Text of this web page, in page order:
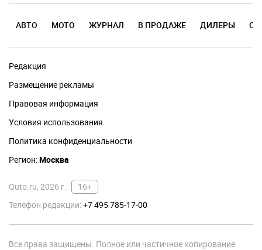
АВТО МОТО ЖУРНАЛ В ПРОДАЖЕ ДИЛЕРЫ
Редакция
Размещение рекламы
Правовая информация
Условия использования
Политика конфиденциальности
Регион:Москва
Quto.ru, 2026 г.
16+
Телефон редакции:+7 495 785-17-00
Все права защищены. Полное или частичное копирование